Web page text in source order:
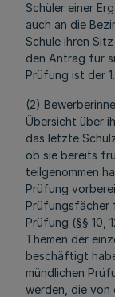
Schüler einer
auch an die
Schule ihren
den Antrag für
Prüfung ist der
(2)
Übersicht über
das letzte
ob sie bereits
teilgenommen
Prüfung
Prüfungsfächer
Prüfung (§§ 10,
Themen der
beschäftigt
mündlichen
werden, die von